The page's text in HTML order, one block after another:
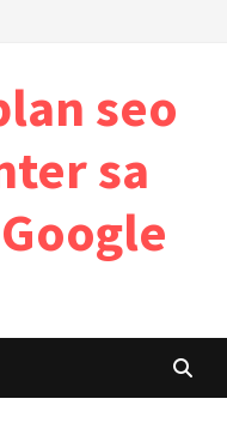
seo
sa